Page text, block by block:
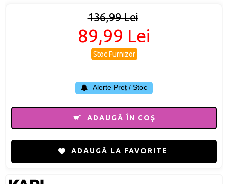
136,99 Lei
89,99 Lei
Stoc Furnizor
Alerte Preț / Stoc
ADAUGĂ ÎN COŞ
ADAUGĂ LA FAVORITE